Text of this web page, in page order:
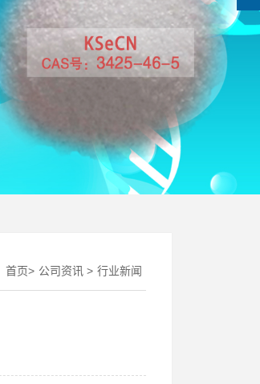
首页> 公司资讯 > 行业新闻